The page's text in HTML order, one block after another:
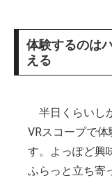
体験するのは
える
半日くらいし
VRスコープで
す。よっぽど興
ふらっと立ち寄